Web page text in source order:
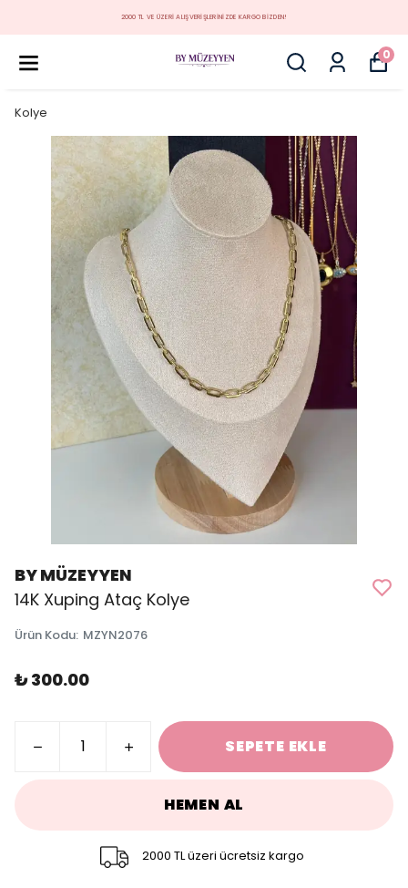
0
Kolye
BY MÜZEYYEN
14K Xuping Ataç Kolye
Ürün Kodu: MZYN2076
₺ 300.00
SEPETE EKLE
HEMEN AL
2000 TL üzeri ücretsiz kargo